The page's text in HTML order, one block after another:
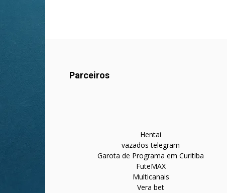
Parceiros
Hentai
vazados telegram
Garota de Programa em Curitiba
FuteMAX
Multicanais
Vera bet